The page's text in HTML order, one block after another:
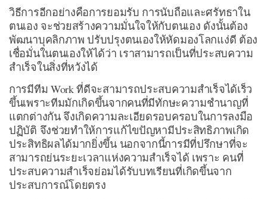
วิธีการอีกอย่างคือการยอมรับ การนับถือและศรัทธาใน
ตนเอง จะช่วยสร้างความมั่นใจให้กับตนเอง ดังนั้นต้อง
พัฒนาบุคลิกภาพ ปรับปรุงตนเองให้หัดมองโลกแง่ดี ต้อง
เชื่อมั่นในตนเองให้ได้ว่า เราสามารถเป็นที่ประสบความ
สำเร็จในสิ่งที่หวังได้
การมีทีม Work ที่ดีจะสามารถประสบความสำเร็จได้เร็ว
ขึ้นเพราะทีมมักเกิดขึ้นจากคนที่มีทักษะความชำนาญที่
แตกต่างกัน จึงเกิดความละเอียดรอบครอบในการลงมือ
ปฏิบัติ จึงช่วยทำให้การแก้ไขปัญหามีประสิทธิภาพเกิด
ประสิทธิผลได้มากยิ่งขึ้น นอกจากนี้การมีที่ปรึกษาที่จะ
สามารถย่นระยะเวลาแห่งความสำเร็จได้ เพราะ คนที่
ประสบความสำเร็จย่อมได้รับบทเรียนที่เกิดขึ้นจาก
ประสบการณ์โดยตรง